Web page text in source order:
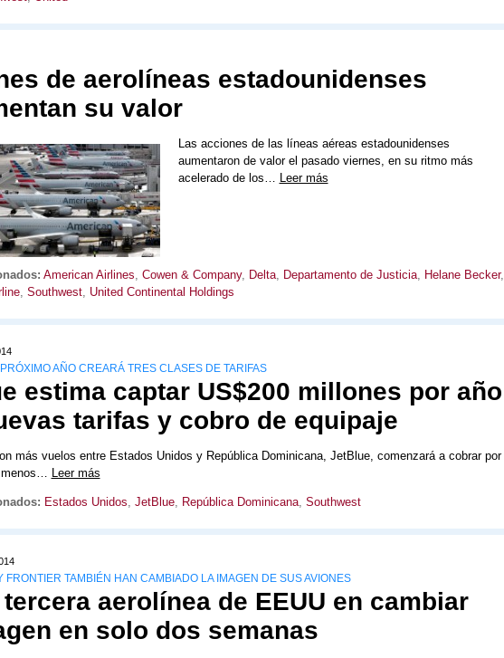
de aerolíneas estadounidenses
su valor
Las acciones de las líneas aéreas estadounidenses
aumentaron de valor el pasado viernes, en su ritmo más
acelerado de los… Leer más
American Airlines, Cowen & Company, Delta, Departamento de Justicia, Helane Becker,
, Southwest, United Continental Holdings
AÑO CREARÁ TRES CLASES DE TARIFAS
estima captar US$200 millones por año
tarifas y cobro de equipaje
más vuelos entre Estados Unidos y República Dominicana, JetBlue, comenzará a cobrar por
menos… Leer más
Estados Unidos, JetBlue, República Dominicana, Southwest
FRONTIER TAMBIÉN HAN CAMBIADO LA IMAGEN DE SUS AVIONES
aerolínea de EEUU en cambiar
en solo dos semanas